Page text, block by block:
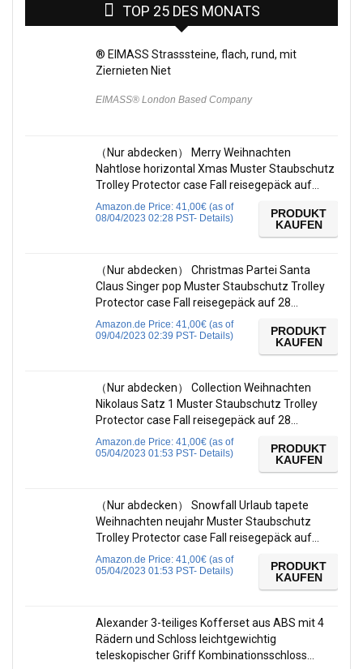
TOP 25 DES MONATS
® EIMASS Strasssteine, flach, rund, mit
Ziernieten Niet
EIMASS® London Based Company
（Nur abdecken） Merry Weihnachten
Nahtlose horizontal Xmas Muster Staubschutz
Trolley Protector case Fall reisegepäck auf…
Amazon.de Price: 41,00€ (as of
08/04/2023 02:28 PST- Details)
PRODUKT
KAUFEN
（Nur abdecken） Christmas Partei Santa
Claus Singer pop Muster Staubschutz Trolley
Protector case Fall reisegepäck auf 28…
Amazon.de Price: 41,00€ (as of
09/04/2023 02:39 PST- Details)
PRODUKT
KAUFEN
（Nur abdecken） Collection Weihnachten
Nikolaus Satz 1 Muster Staubschutz Trolley
Protector case Fall reisegepäck auf 28…
Amazon.de Price: 41,00€ (as of
05/04/2023 01:53 PST- Details)
PRODUKT
KAUFEN
（Nur abdecken） Snowfall Urlaub tapete
Weihnachten neujahr Muster Staubschutz
Trolley Protector case Fall reisegepäck auf…
Amazon.de Price: 41,00€ (as of
05/04/2023 01:53 PST- Details)
PRODUKT
KAUFEN
Alexander 3-teiliges Kofferset aus ABS mit 4
Rädern und Schloss leichtgewichtig
teleskopischer Griff Kombinationsschloss…